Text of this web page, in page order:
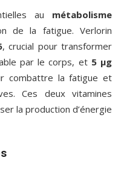
au métabolisme
de la fatigue. Verlorin
, crucial pour transformer
par le corps, et 5 µg
combattre la fatigue et
Ces deux vitamines
la production d’énergie